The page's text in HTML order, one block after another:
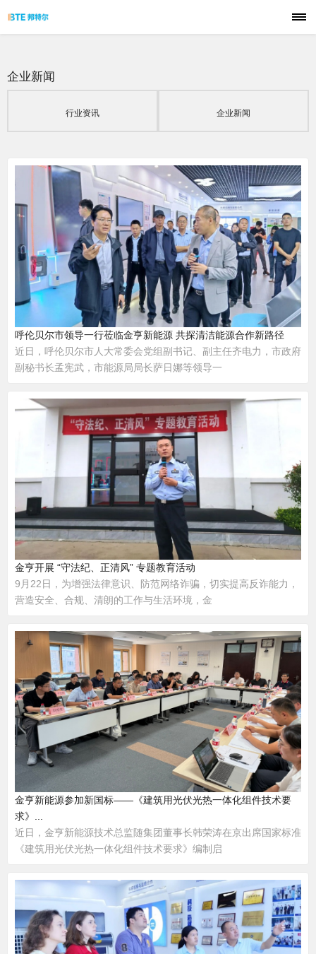
品牌
解决方案
应用案例
服务支持
联系我们
企业新闻
行业资讯 企业新闻
呼伦贝尔市领导一行莅临金亨新能源 共探清洁能源合作新路径
近日，呼伦贝尔市人大常委会党组副书记、副主任齐电力，市政府
副秘书长孟宪武，市能源局局长萨日娜等领导一
金亨开展 “守法纪、正清风” 专题教育活动
9月22日，为增强法律意识、防范网络诈骗，切实提高反诈能力，
营造安全、合规、清朗的工作与生活环境，金
金亨新能源参加新国标——《建筑用光伏光热一体化组件技术要
求》...
近日，金亨新能源技术总监随集团董事长韩荣涛在京出席国家标准
《建筑用光伏光热一体化组件技术要求》编制启